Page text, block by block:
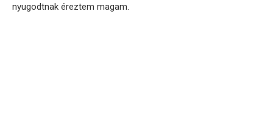
nyugodtnak éreztem magam.